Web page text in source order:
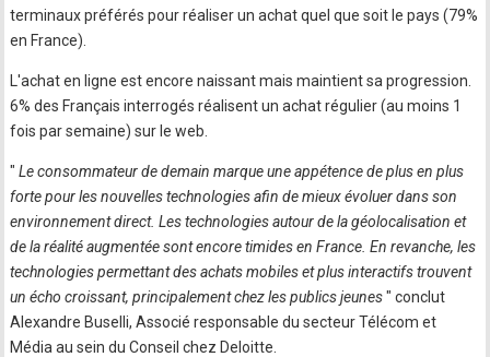
terminaux préférés pour réaliser un achat quel que soit le pays (79%
en France).
L'achat en ligne est encore naissant mais maintient sa progression.
6% des Français interrogés réalisent un achat régulier (au moins 1
fois par semaine) sur le web.
" Le consommateur de demain marque une appétence de plus en plus
forte pour les nouvelles technologies afin de mieux évoluer dans son
environnement direct. Les technologies autour de la géolocalisation et
de la réalité augmentée sont encore timides en France. En revanche, les
technologies permettant des achats mobiles et plus interactifs trouvent
un écho croissant, principalement chez les publics jeunes" conclut
Alexandre Buselli, Associé responsable du secteur Télécom et
Média au sein du Conseil chez Deloitte.